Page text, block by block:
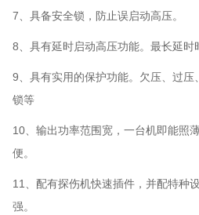
7 、具备安全锁，防止误启动高压。
8 、具有延时启动高压功能。最长延时
9 、具有实用的保护功能。欠压、过
锁等
10、输出功率范围宽，一台机即能照
便。
11
、配有探伤机快速插件，并配特种
强。